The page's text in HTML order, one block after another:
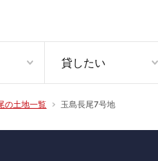
貸したい
の土地一覧 玉島長尾7号地